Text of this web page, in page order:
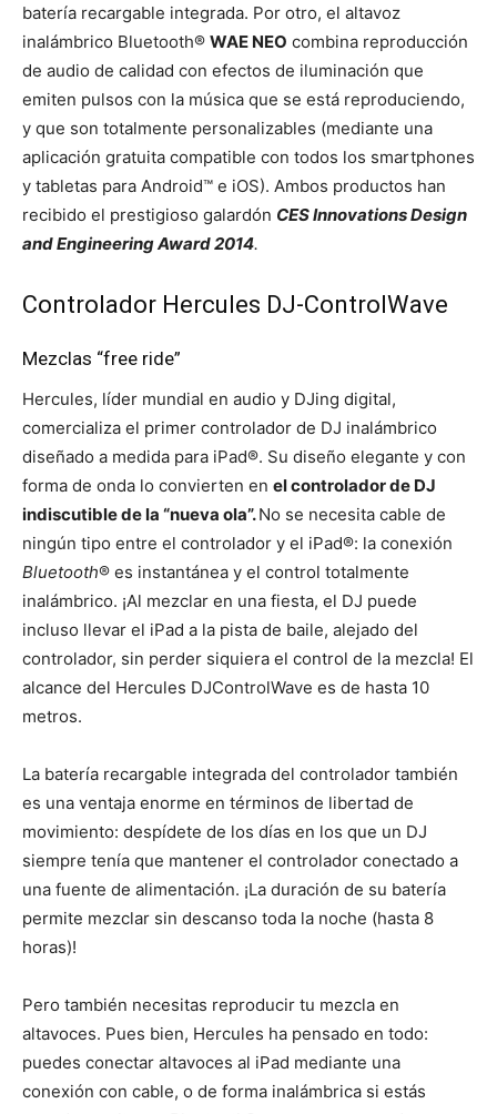
batería recargable integrada. Por otro, el altavoz
inalámbrico Bluetooth® WAE NEO combina reproducción
de audio de calidad con efectos de iluminación que
emiten pulsos con la música que se está reproduciendo,
y que son totalmente personalizables (mediante una
aplicación gratuita compatible con todos los smartphones
y tabletas para Android™ e iOS). Ambos productos han
recibido el prestigioso galardón CES Innovations Design
and Engineering Award 2014.
Controlador Hercules DJ-ControlWave
Mezclas “free ride”
Hercules, líder mundial en audio y DJing digital,
comercializa el primer controlador de DJ inalámbrico
diseñado a medida para iPad®. Su diseño elegante y con
forma de onda lo convierten en el controlador de DJ
indiscutible de la “nueva ola”.No se necesita cable de
ningún tipo entre el controlador y el iPad®: la conexión
Bluetooth® es instantánea y el control totalmente
inalámbrico. ¡Al mezclar en una fiesta, el DJ puede
incluso llevar el iPad a la pista de baile, alejado del
controlador, sin perder siquiera el control de la mezcla! El
alcance del Hercules DJControlWave es de hasta 10
metros.
La batería recargable integrada del controlador también
es una ventaja enorme en términos de libertad de
movimiento: despídete de los días en los que un DJ
siempre tenía que mantener el controlador conectado a
una fuente de alimentación. ¡La duración de su batería
permite mezclar sin descanso toda la noche (hasta 8
horas)!
Pero también necesitas reproducir tu mezcla en
altavoces. Pues bien, Hercules ha pensado en todo:
puedes conectar altavoces al iPad mediante una
conexión con cable, o de forma inalámbrica si estás